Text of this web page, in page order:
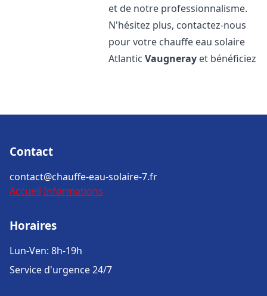
et de notre professionnalisme.
N'hésitez plus, contactez-nous
pour votre chauffe eau solaire
AtlanticVaugneray et bénéficiez
Contact
contact@chauffe-eau-solaire-7.fr
Accueil Informations
Horaires
Lun-Ven: 8h-19h
Service d'urgence 24/7